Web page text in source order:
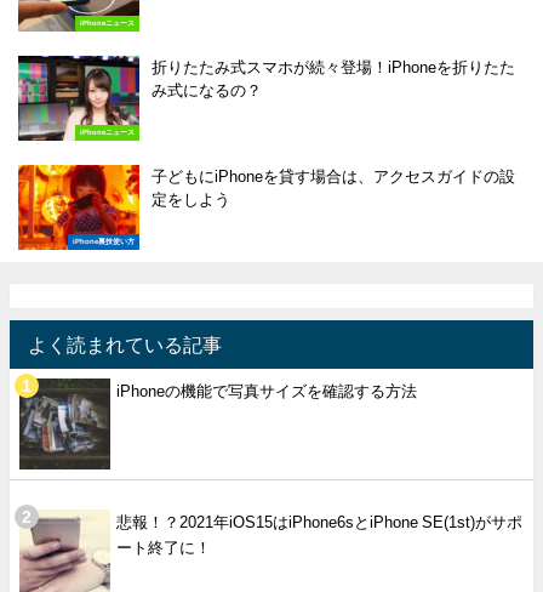
iPhoneニュース
iPhoneニュース
折りたたみ式スマホが続々登場！iPhoneを折りたた
み式になるの？
iPhone裏技使い方
子どもにiPhoneを貸す場合は、アクセスガイドの設
定をしよう
よく読まれている記事
iPhoneの機能で写真サイズを確認する方法
悲報！？2021年iOS15はiPhone6sとiPhone SE(1st)がサポ
ート終了に！